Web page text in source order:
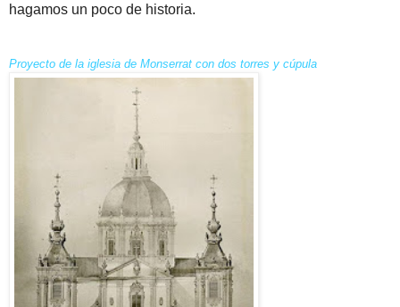
hagamos un poco de historia.
Proyecto de la iglesia de Monserrat con dos torres y cúpula